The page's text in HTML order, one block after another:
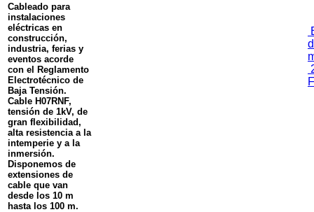
Cableado para
instalaciones
eléctricas en
construcción,
industria, ferias y
eventos acorde
con el Reglamento
Electrotécnico de
Baja Tensión.
Cable H07RNF,
tensión de 1kV, de
gran flexibilidad,
alta resistencia a la
intemperie y a la
inmersión.
Disponemos de
extensiones de
cable que van
desde los 10 m
hasta los 100 m.